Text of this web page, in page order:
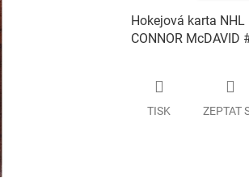
Hokejová karta
CONNOR McDAVID
TISK ZEPTAT